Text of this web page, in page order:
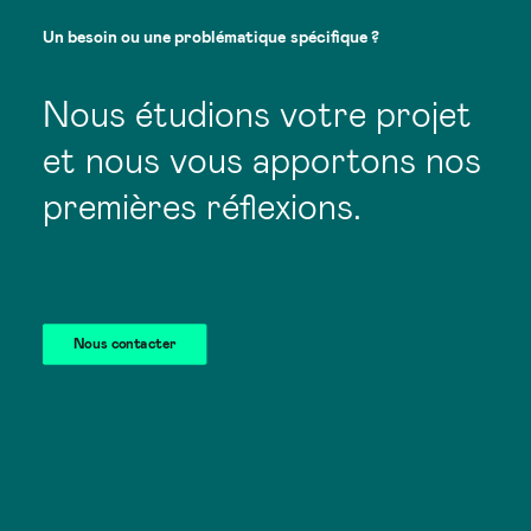
Un besoin ou une problématique spécifique ?
Nous étudions votre projet
et nous vous apportons nos
premières réflexions.
Nous contacter